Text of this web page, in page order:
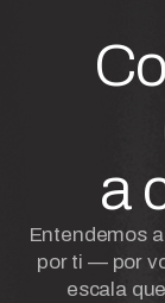
a
Entendemos
por ti — por
escala